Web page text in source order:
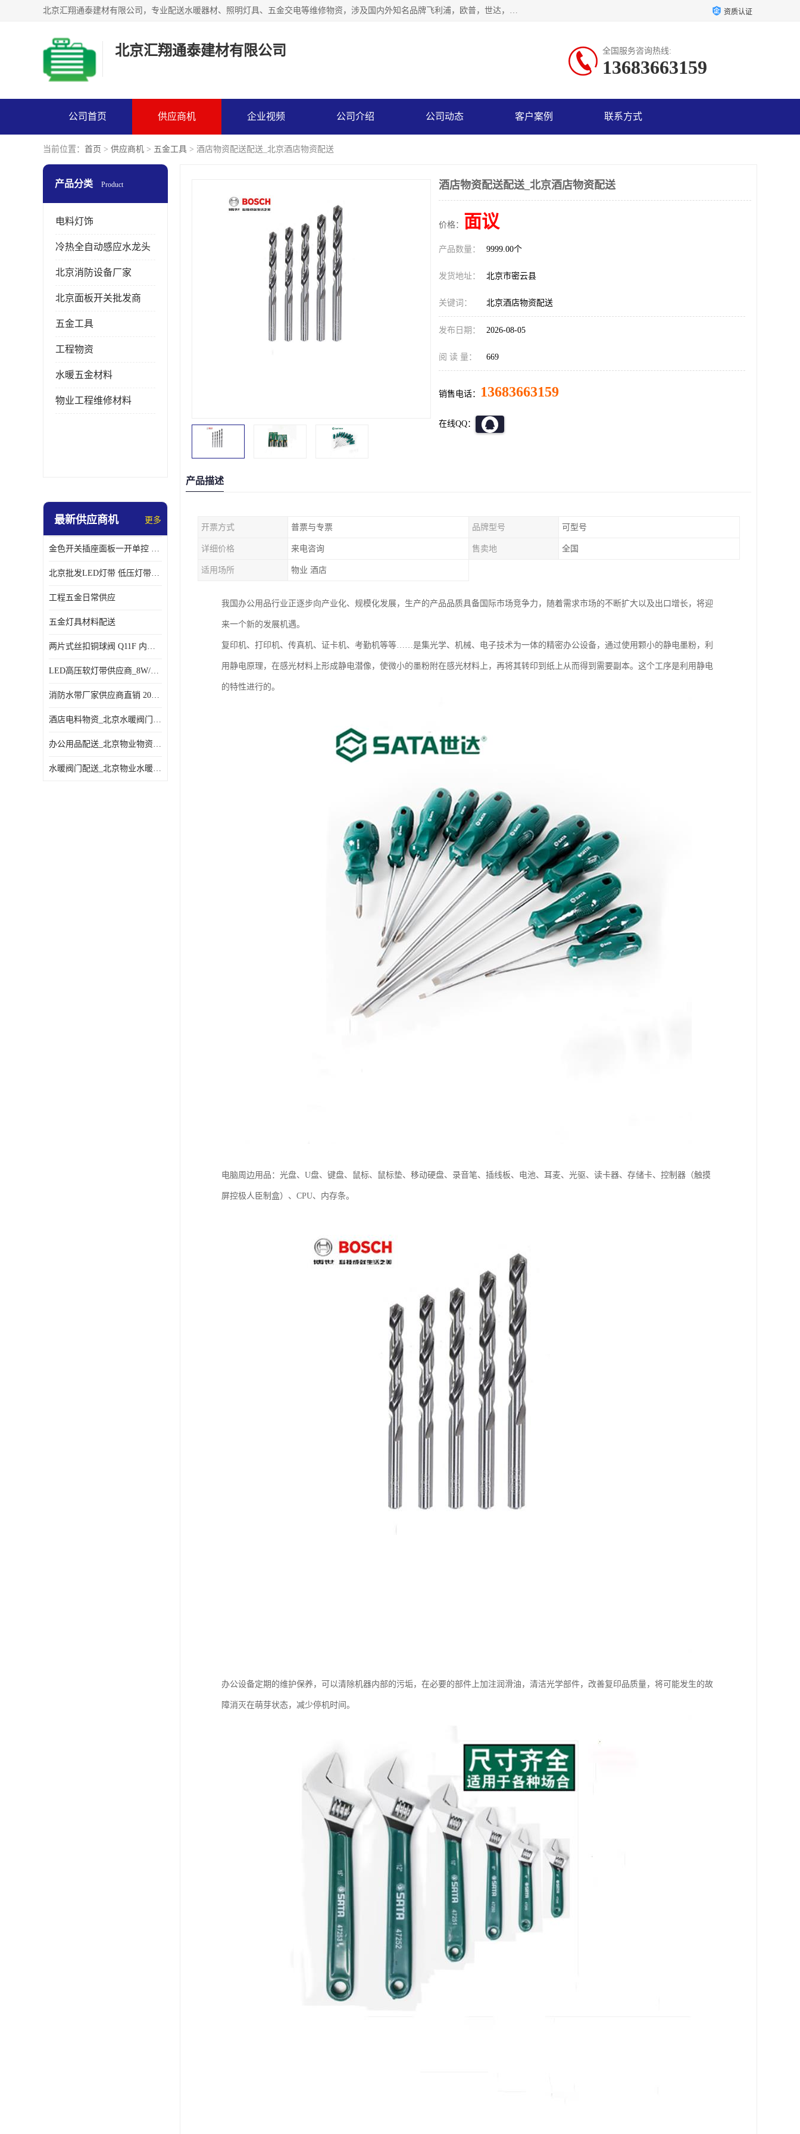
北京汇翔通泰建材有限公司，专业配送水暖器材、照明灯具、五金交电等维修物资，涉及国内外知名品牌飞利浦，欧普，世达，博士，九牧，公牛等物资。能充分满足物业、学校、酒店、工厂、部队等多领域的采购需求，提供一站式配送服务。 资质认证
北京汇翔通泰建材有限公司 全国服务咨询热线:
13683663159
公司首页 供应商机 企业视频 公司介绍 公司动态 客户案例 联系方式
当前位置： 首页 > 供应商机 > 五金工具 > 酒店物资配送配送_北京酒店物资配送
产品分类 Product
电料灯饰
冷热全自动感应水龙头
北京消防设备厂家
北京面板开关批发商
五金工具
工程物资
水暖五金材料
物业工程维修材料
最新供应商机 更多
金色开关插座面板一开单控 _一开双控五孔插座
北京批发LED灯带 低压灯带定制 景观亮化灯条
工程五金日常供应
五金灯具材料配送
两片式丝扣铜球阀 Q11F 内螺纹铜球阀
LED高压软灯带供应商_8W/米客厅吊顶暗槽
消防水带厂家供应商直销 20-65-25消防水带
酒店电料物资_北京水暖阀门一站式
办公用品配送_北京物业物资配送
水暖阀门配送_北京物业水暖阀门配送
酒店物资配送配送_北京酒店物资配送
价格： 面议
产品数量： 9999.00个
发货地址： 北京市密云县
关键词： 北京酒店物资配送
发布日期： 2026-08-05
阅 读 量： 669
销售电话： 13683663159
在线QQ：
产品描述
开票方式 普票与专票 品牌型号 可型号
详细价格 来电咨询 售卖地 全国
适用场所 物业 酒店
我国办公用品行业正逐步向产业化、规模化发展，生产的产品品质具备国际市场竞争力，随着需求市场的不断扩大以及出口增长，将迎
来一个新的发展机遇。
复印机、打印机、传真机、证卡机、考勤机等等……是集光学、机械、电子技术为一体的精密办公设备，通过使用颗小的静电墨粉，利
用静电原理，在感光材料上形成静电潜像，使微小的墨粉附在感光材料上，再将其转印到纸上从而得到需要副本。这个工序是利用静电
的特性进行的。
电脑周边用品：光盘、U盘、键盘、鼠标、鼠标垫、移动硬盘、录音笔、插线板、电池、耳麦、光驱、读卡器、存储卡、控制器（触摸
屏控极人臣制盒）、CPU、内存条。
办公设备定期的维护保养，可以清除机器内部的污垢，在必要的部件上加注润滑油，清洁光学部件，改善复印品质量，将可能发生的故
障消灭在萌芽状态，减少停机时间。